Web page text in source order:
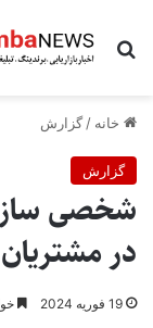
جستجو برای
خانه / گزارش
گزارش
شخصی
در
19 فوریه 2024